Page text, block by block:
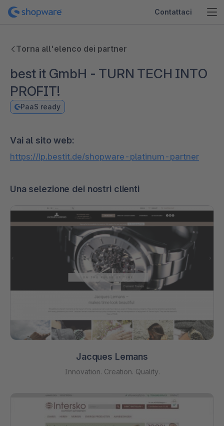
Contattaci
Torna all'elenco dei partner
best it GmbH - TURN TECH INTO
PROFIT!
PaaS ready
Vai al sito web:
https://lp.bestit.de/shopware-platinum-partner
Una selezione dei nostri clienti
Jacques Lemans
Innovation. Creation. Quality.